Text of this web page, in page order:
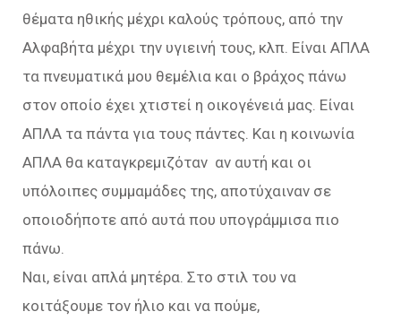
θέματα ηθικής μέχρι καλούς τρόπους, από την
Αλφαβήτα μέχρι την υγιεινή τους, κλπ. Είναι ΑΠΛΑ
τα πνευματικά μου θεμέλια και ο βράχος πάνω
στον οποίο έχει χτιστεί η οικογένειά μας. Είναι
ΑΠΛΑ τα πάντα για τους πάντες. Και η κοινωνία
ΑΠΛΑ θα καταγκρεμιζόταν αν αυτή και οι
υπόλοιπες συμμαμάδες της, αποτύχαιναν σε
οποιοδήποτε από αυτά που υπογράμμισα πιο
πάνω.
Ναι, είναι απλά μητέρα. Στο στιλ του να
κοιτάξουμε τον ήλιο και να πούμε,